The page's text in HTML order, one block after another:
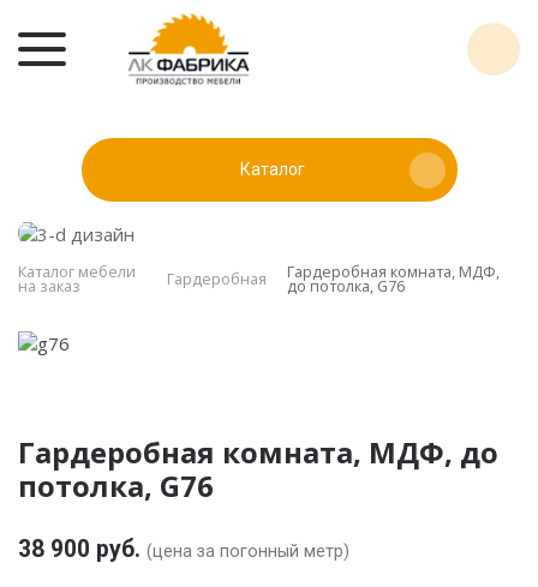
Каталог
Каталог мебели
на заказ Гардеробная Гардеробная комната, МДФ,
до потолка, G76
Гардеробная комната, МДФ, до
потолка, G76
38 900 руб. (цена за погонный метр)